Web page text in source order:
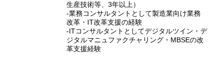
生産技術等、3年以上）
‐業務コンサルタントとして製造業向け業務
改革・IT改革支援の経験
‐ITコンサルタントとしてデジタルツイン・デ
ジタルマニュファクチャリング・MBSEの改
革支援経験